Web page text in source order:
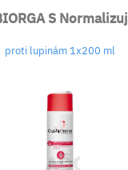
S
proti lupinám 1x200 ml